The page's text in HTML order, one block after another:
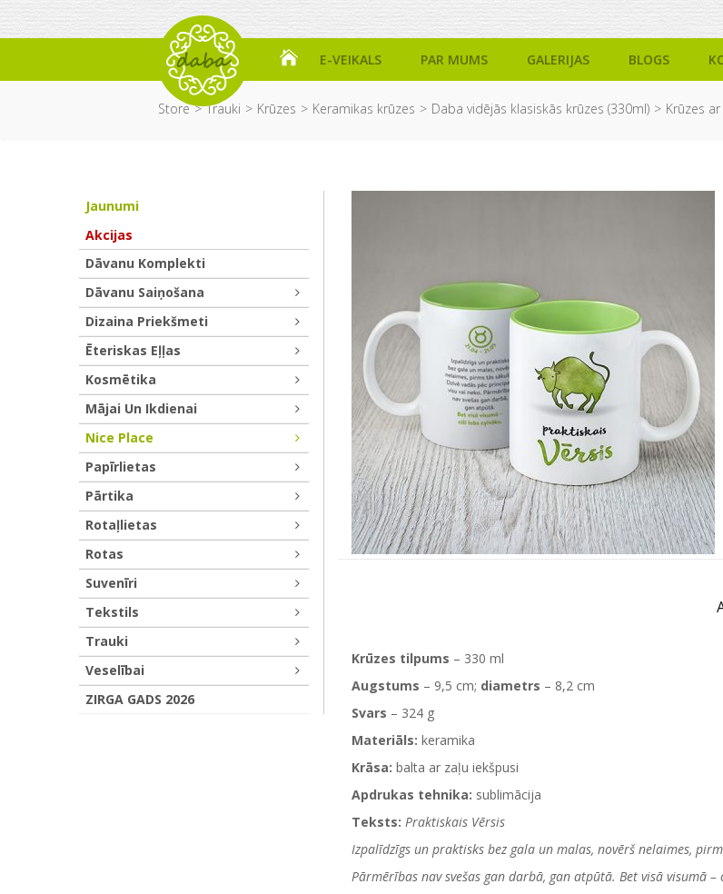
E-VEIKALS PAR MUMS GALERIJAS BLOGS
Store Trauki Krūzes Keramikas krūzes Daba vidējās klasiskās krūzes (330ml) Krūzes
Krūzes tilpums – 330 ml
Augstums – 9,5 cm; diametrs – 8,2 cm
Svars – 324 g
Materiāls: keramika
Krāsa: balta ar zaļu iekšpusi
Apdrukas tehnika: sublimācija
Teksts: Praktiskais Vērsis
Izpalīdzīgs un praktisks bez gala un malas, novērš nelaimes,
Pārmērības nav svešas gan darbā, gan atpūtā. Bet visā visumā –
Jaunumi
Akcijas
Dāvanu Komplekti
Dāvanu Saiņošana
Dizaina Priekšmeti
Ēteriskas Eļļas
Kosmētika
Mājai Un Ikdienai
Nice Place
Papīrlietas
Pārtika
Rotaļlietas
Rotas
Suvenīri
Tekstils
Trauki
Veselībai
ZIRGA GADS 2026